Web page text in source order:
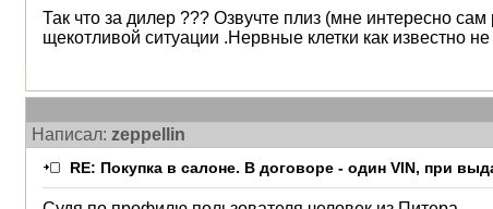
Так что за дилер ??? Озвучте плиз (мне интересно
щекотливой ситуации .Нервные клетки как известно
Написал: zeppellin
RE: Покупка в салоне. В договоре - один VIN, при